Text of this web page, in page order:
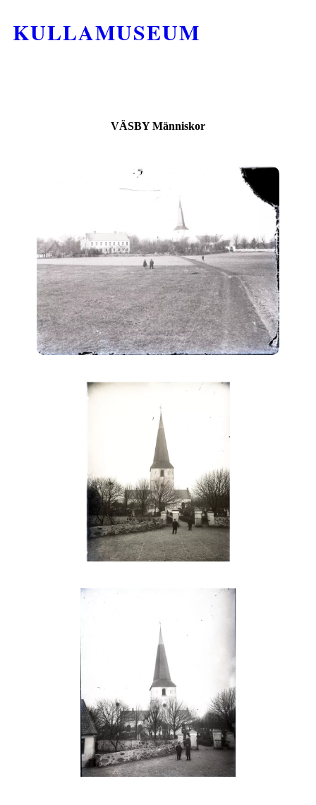
KULLAMUSEUM
VÄSBY Människor